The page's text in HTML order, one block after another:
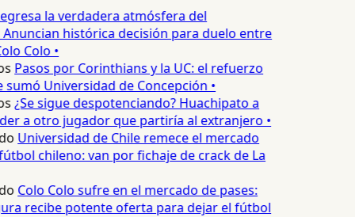
la verdadera atmósfera del
histórica decisión para duelo entre
Colo •
Pasos por Corinthians y la UC: el refuerzo
Universidad de Concepción •
¿Se sigue despotenciando? Huachipato a
a otro jugador que partiría al extranjero •
Universidad de Chile remece el mercado
chileno: van por fichaje de crack de La
Colo Colo sufre en el mercado de pases:
recibe potente oferta para dejar el fútbol